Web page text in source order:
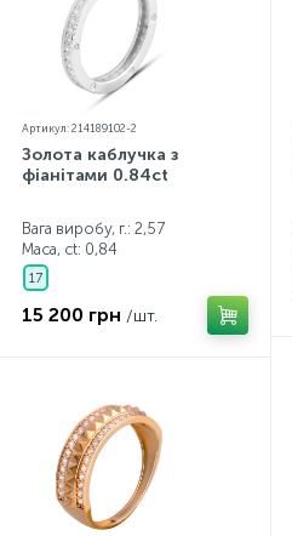
Артикул: 214189102-2
Золота каблучка з
фіанітами 0.84ct
Вага виробу, г.: 2,57
Маса, ct: 0,84
17
15 200 грн /шт.